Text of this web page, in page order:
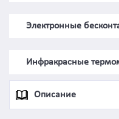
Электронные
Инфракрасные
Описание